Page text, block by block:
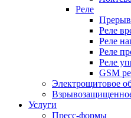
Реле
Реле
Реле
Реле
Реле
GSM
Электрощитовое
Услуги
Пресс-формы